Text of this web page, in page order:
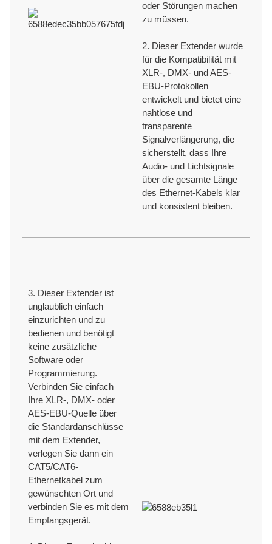
oder Störungen machen
zu müssen.
2. Dieser Extender wurde
für die Kompatibilität mit
XLR-, DMX- und AES-
EBU-Protokollen
entwickelt und bietet eine
nahtlose und
transparente
Signalverlängerung, die
sicherstellt, dass Ihre
Audio- und Lichtsignale
über die gesamte Länge
des Ethernet-Kabels klar
und konsistent bleiben.
3. Dieser Extender ist
unglaublich einfach
einzurichten und zu
bedienen und benötigt
keine zusätzliche
Software oder
Programmierung.
Verbinden Sie einfach
Ihre XLR-, DMX- oder
AES-EBU-Quelle über
die Standardanschlüsse
mit dem Extender,
verlegen Sie dann ein
CAT5/CAT6-
Ethernetkabel zum
gewünschten Ort und
verbinden Sie es mit dem
Empfangsgerät.
Wir stellen Ihnen einen persönlichen Vertriebsmitarbeiter zur Seite, der
Ihnen bei allen Fragen und Anliegen rund um das Produkt behilflich ist
und eine schnelle und effektive Reaktion gewährleistet.
PÜNKTLICHE LIEFERUNG
Wir verfügen über effiziente Versand- und Lieferprozesse, um eine
pünktliche Lieferung und die Einhaltung der Liefertermine für jede
TECHNISCHER SUPPORT
ISO9001/ ISO9002/RoHS /CE/REACH/California Proposition 65.
Ningbo Jingyi Electronic